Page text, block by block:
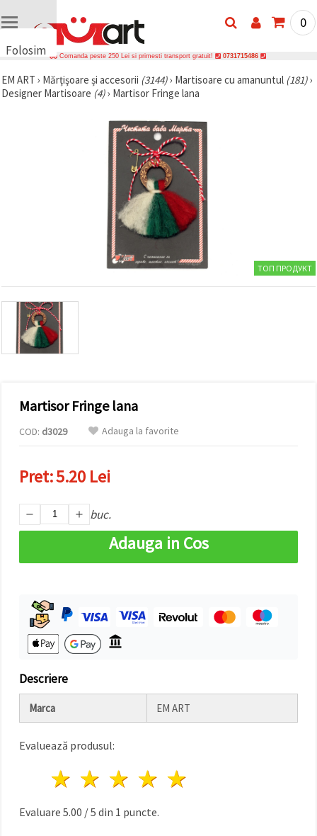
Folosim
uri
🍪 Folosim
traficul și a
afișa
conținut și
reclame
mai
noștri de
marketing.
Puteți fi de
utilizați
toate
urile făcând
clic pe
"acceptati
indicați
un tip de
cookie -uri
făcând clic
pe butonul
Аcceptati
toate!
Setări
0
Comanda peste 250 Lei si primesti transport gratuit! 0731715486
EM ART › Mărţişoare și accesorii (3144)› Martisoare cu amanuntul (181)›
Designer Martisoare (4)› Martisor Fringe lana
ТОП ПРОДУКТ
Martisor Fringe lana
COD: d3029 Adauga la favorite
Pret:5.20 Lei
buc.
Adauga in Cos
Descriere
Marca EM ART
Evaluează produsul:
4 stele
3 stele
2 stele
1 stea
Evaluare 5.00 /5 din 1 puncte.